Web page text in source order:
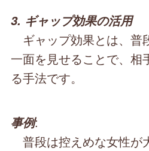
3. ギャップ効果の活用
ギャップ効果とは、普
一面を見せることで、相
る手法です。
事例:
普段は控えめな女性が